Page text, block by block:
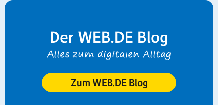
Der WEB.DE Blog
Alles zum digitalen Alltag
Zum WEB.DE Blog